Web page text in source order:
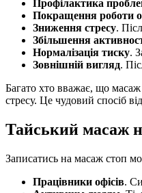
Профілактика
Покращення роботи
Зниження стресу.
Збільшення
Нормалізація тиску.
Зовнішній вигляд.
Багато хто вважає, що масаж
стресу. Це чудовий спосіб
Тайський масаж
Записатись на масаж стоп
Працівники офісів.